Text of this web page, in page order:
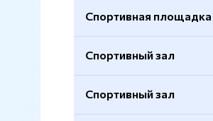
Длина
25м.
Глубина
1,2−1,9м.
Спортивная площадка
Открытая
Да
Спортивный зал
Баскетбольные кольца
Спортивный зал